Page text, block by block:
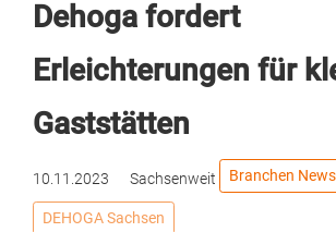
Dehoga fordert
Erleichterungen für
Gaststätten
10.11.2023 Sachsenweit Branchen News
DEHOGA Sachsen